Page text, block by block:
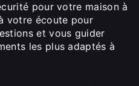
pour votre maison à
votre écoute pour
et vous guider
les plus adaptés à